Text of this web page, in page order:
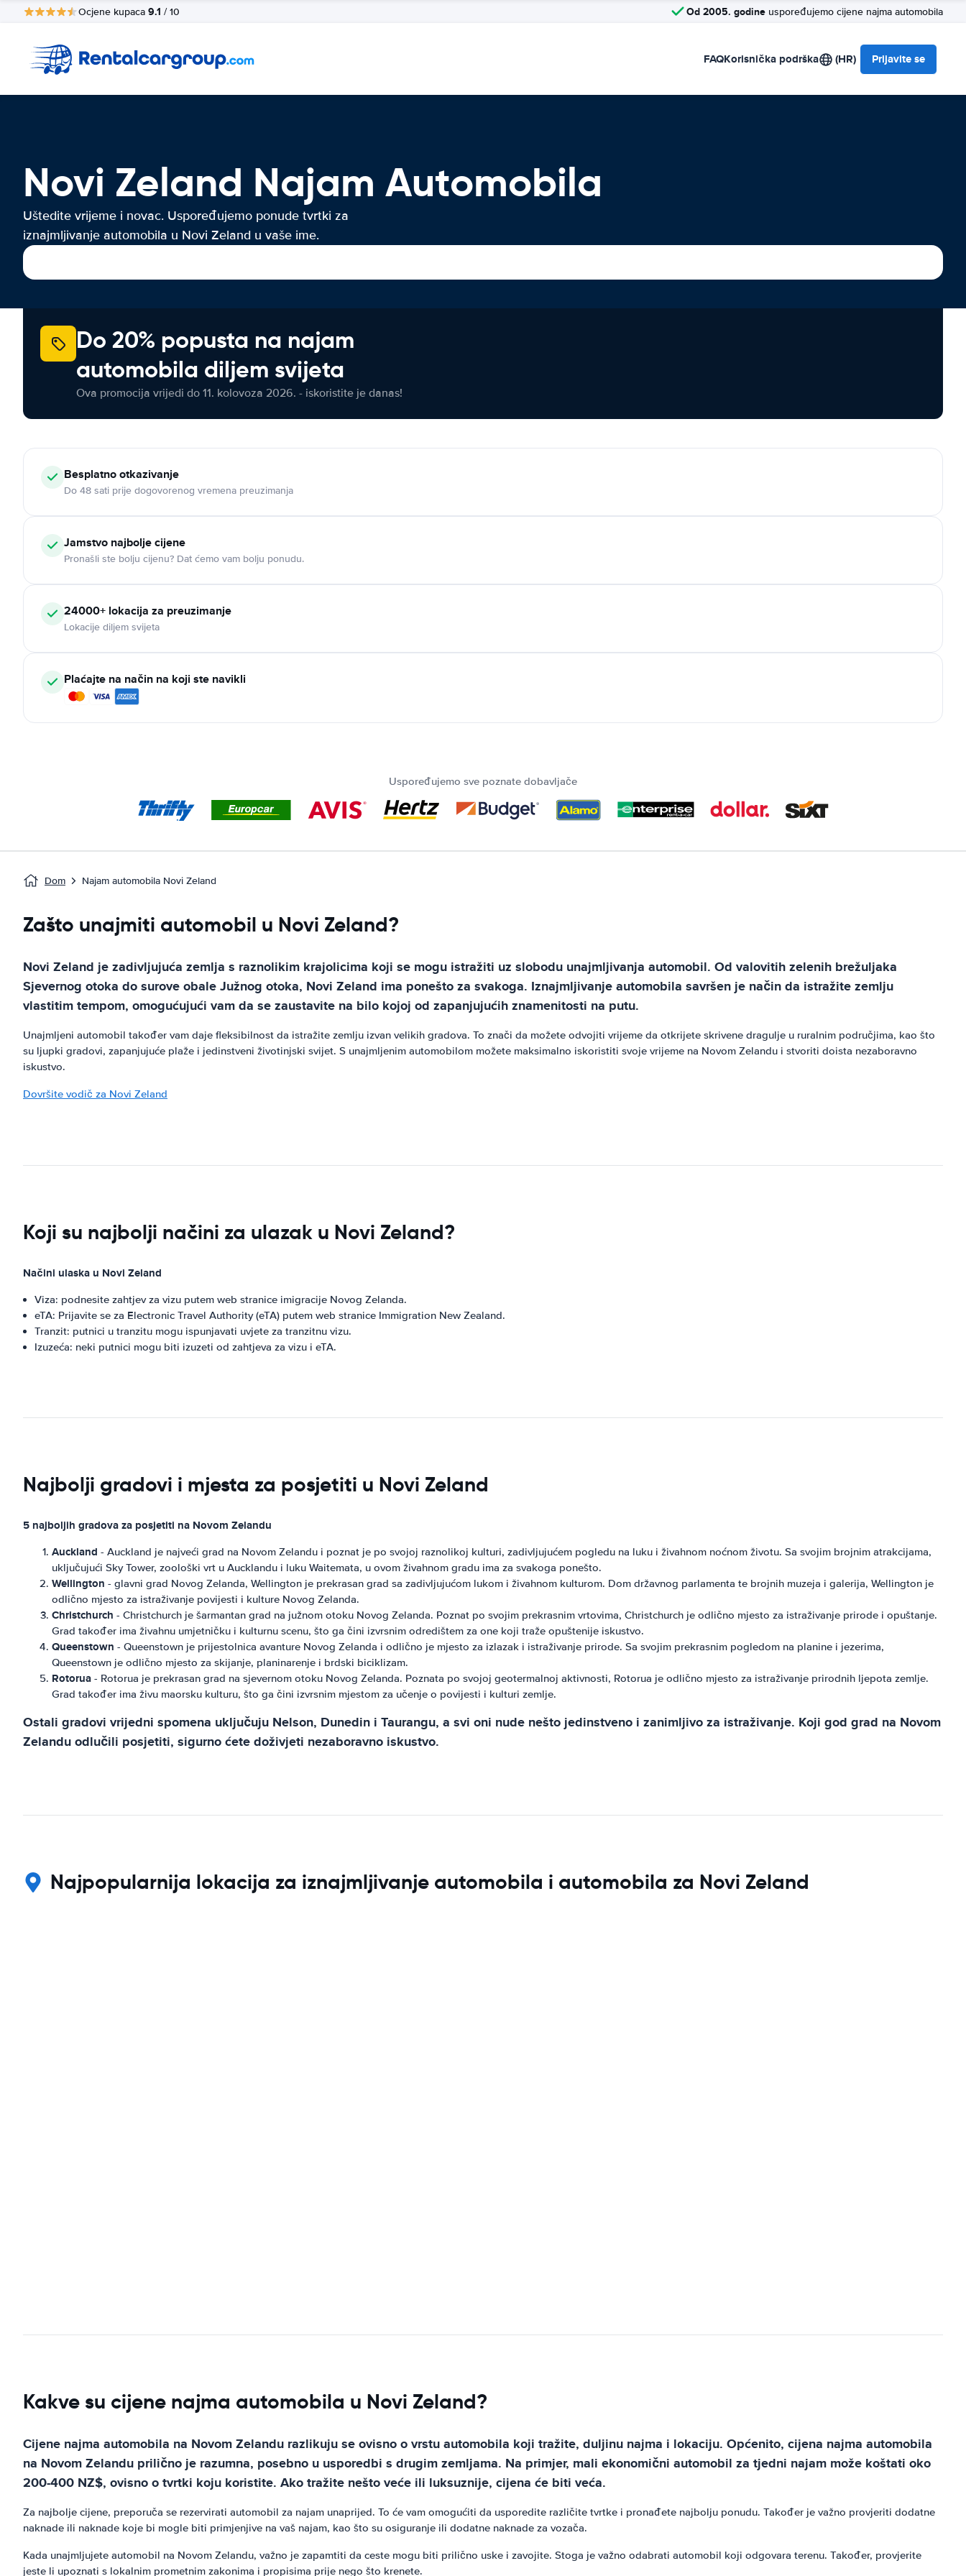
Ocjene kupaca 9.1 / 10 Od 2005. godine uspoređujemo cijene najma automobila
FAQKorisnička podrška (HR) Prijavite se
Novi Zeland Najam Automobila
Uštedite vrijeme i novac. Uspoređujemo ponude tvrtki za
iznajmljivanje automobila u Novi Zeland u vaše ime.
Do 20% popusta na najam
automobila diljem svijeta
Ova promocija vrijedi do 11. kolovoza 2026. - iskoristite je danas!
Besplatno otkazivanje
Do 48 sati prije dogovorenog vremena preuzimanja
Jamstvo najbolje cijene
Pronašli ste bolju cijenu? Dat ćemo vam bolju ponudu.
24000+ lokacija za preuzimanje
Lokacije diljem svijeta
Plaćajte na način na koji ste navikli
Uspoređujemo sve poznate dobavljače
Dom Najam automobila Novi Zeland
Zašto unajmiti automobil u Novi Zeland?
Novi Zeland je zadivljujuća zemlja s raznolikim krajolicima koji se mogu istražiti uz slobodu unajmljivanja automobil. Od valovitih zelenih brežuljaka
Sjevernog otoka do surove obale Južnog otoka, Novi Zeland ima ponešto za svakoga. Iznajmljivanje automobila savršen je način da istražite zemlju
vlastitim tempom, omogućujući vam da se zaustavite na bilo kojoj od zapanjujućih znamenitosti na putu.
Unajmljeni automobil također vam daje fleksibilnost da istražite zemlju izvan velikih gradova. To znači da možete odvojiti vrijeme da otkrijete skrivene dragulje u ruralnim područjima, kao što
su ljupki gradovi, zapanjujuće plaže i jedinstveni životinjski svijet. S unajmljenim automobilom možete maksimalno iskoristiti svoje vrijeme na Novom Zelandu i stvoriti doista nezaboravno
iskustvo.
Dovršite vodič za Novi Zeland
Koji su najbolji načini za ulazak u Novi Zeland?
Načini ulaska u Novi Zeland
Viza: podnesite zahtjev za vizu putem web stranice imigracije Novog Zelanda.
eTA: Prijavite se za Electronic Travel Authority (eTA) putem web stranice Immigration New Zealand.
Tranzit: putnici u tranzitu mogu ispunjavati uvjete za tranzitnu vizu.
Izuzeća: neki putnici mogu biti izuzeti od zahtjeva za vizu i eTA.
Najbolji gradovi i mjesta za posjetiti u Novi Zeland
5 najboljih gradova za posjetiti na Novom Zelandu
Auckland - Auckland je najveći grad na Novom Zelandu i poznat je po svojoj raznolikoj kulturi, zadivljujućem pogledu na luku i živahnom noćnom životu. Sa svojim brojnim atrakcijama,
uključujući Sky Tower, zoološki vrt u Aucklandu i luku Waitemata, u ovom živahnom gradu ima za svakoga ponešto.
Wellington - glavni grad Novog Zelanda, Wellington je prekrasan grad sa zadivljujućom lukom i živahnom kulturom. Dom državnog parlamenta te brojnih muzeja i galerija, Wellington je
odlično mjesto za istraživanje povijesti i kulture Novog Zelanda.
Christchurch - Christchurch je šarmantan grad na južnom otoku Novog Zelanda. Poznat po svojim prekrasnim vrtovima, Christchurch je odlično mjesto za istraživanje prirode i opuštanje.
Grad također ima živahnu umjetničku i kulturnu scenu, što ga čini izvrsnim odredištem za one koji traže opuštenije iskustvo.
Queenstown - Queenstown je prijestolnica avanture Novog Zelanda i odlično je mjesto za izlazak i istraživanje prirode. Sa svojim prekrasnim pogledom na planine i jezerima,
Queenstown je odlično mjesto za skijanje, planinarenje i brdski biciklizam.
Rotorua - Rotorua je prekrasan grad na sjevernom otoku Novog Zelanda. Poznata po svojoj geotermalnoj aktivnosti, Rotorua je odlično mjesto za istraživanje prirodnih ljepota zemlje.
Grad također ima živu maorsku kulturu, što ga čini izvrsnim mjestom za učenje o povijesti i kulturi zemlje.
Ostali gradovi vrijedni spomena uključuju Nelson, Dunedin i Taurangu, a svi oni nude nešto jedinstveno i zanimljivo za istraživanje. Koji god grad na Novom
Zelandu odlučili posjetiti, sigurno ćete doživjeti nezaboravno iskustvo.
Najpopularnija lokacija za iznajmljivanje automobila i automobila za Novi Zeland
Kakve su cijene najma automobila u Novi Zeland?
Cijene najma automobila na Novom Zelandu razlikuju se ovisno o vrstu automobila koji tražite, duljinu najma i lokaciju. Općenito, cijena najma automobila
na Novom Zelandu prilično je razumna, posebno u usporedbi s drugim zemljama. Na primjer, mali ekonomični automobil za tjedni najam može koštati oko
200-400 NZ$, ovisno o tvrtki koju koristite. Ako tražite nešto veće ili luksuznije, cijena će biti veća.
Za najbolje cijene, preporuča se rezervirati automobil za najam unaprijed. To će vam omogućiti da usporedite različite tvrtke i pronađete najbolju ponudu. Također je važno provjeriti dodatne
naknade ili naknade koje bi mogle biti primjenjive na vaš najam, kao što su osiguranje ili dodatne naknade za vozača.
Kada unajmljujete automobil na Novom Zelandu, važno je zapamtiti da ceste mogu biti prilično uske i zavojite. Stoga je važno odabrati automobil koji odgovara terenu. Također, provjerite
jeste li upoznati s lokalnim prometnim zakonima i propisima prije nego što krenete.